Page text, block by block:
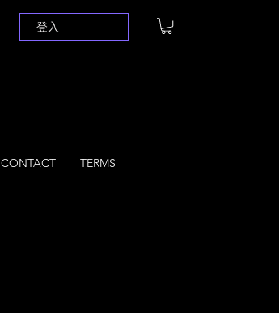
登入
CONTACT TERMS